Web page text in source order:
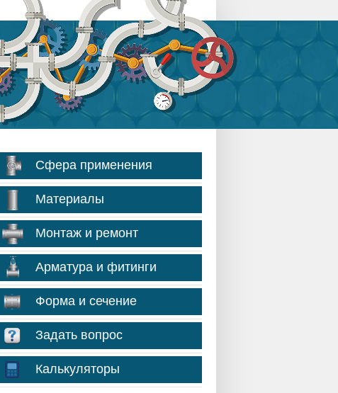
Сфера применения
Материалы
Монтаж и ремонт
Арматура и фитинги
Форма и сечение
Задать вопрос
Калькуляторы